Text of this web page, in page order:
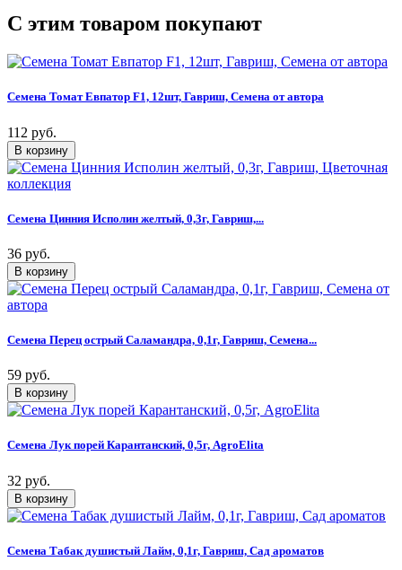
C этим товаром покупают
Семена Томат Евпатор F1, 12шт, Гавриш, Семена от автора
112 руб.
Семена Цинния Исполин желтый, 0,3г, Гавриш,...
36 руб.
Семена Перец острый Саламандра, 0,1г, Гавриш, Семена...
59 руб.
Семена Лук порей Карантанский, 0,5г, AgroElita
32 руб.
Семена Табак душистый Лайм, 0,1г, Гавриш, Сад ароматов